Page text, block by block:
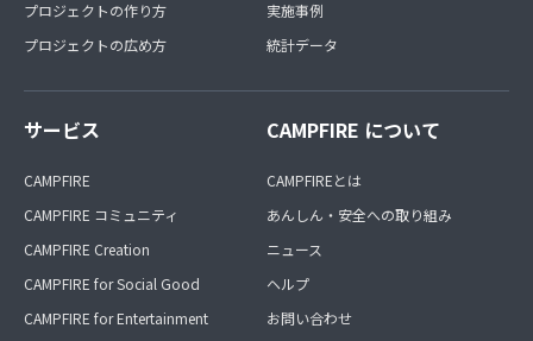
プロジェクトの作り方
プロジェクトの広め方
実施事例
統計データ
サービス
CAMPFIRE
CAMPFIRE コミュニティ
CAMPFIRE Creation
CAMPFIRE for Social Good
CAMPFIRE for Entertainment
CAMPFIRE について
CAMPFIREとは
あんしん・安全への取り組み
ニュース
ヘルプ
お問い合わせ